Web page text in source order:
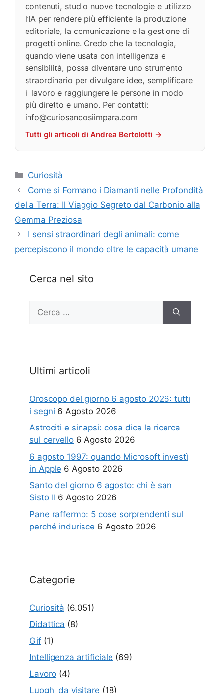
contenuti, studio nuove tecnologie e utilizzo
l’IA per rendere più efficiente la produzione
editoriale, la comunicazione e la gestione di
progetti online. Credo che la tecnologia,
quando viene usata con intelligenza e
sensibilità, possa diventare uno strumento
straordinario per divulgare idee, semplificare
il lavoro e raggiungere le persone in modo
più diretto e umano. Per contatti:
info@curiosandosiimpara.com
Tutti gli articoli di Andrea Bertolotti →
Categorie
Curiosità
Come si Formano i Diamanti nelle Profondità
della Terra: Il Viaggio Segreto dal Carbonio alla
Gemma Preziosa
I sensi straordinari degli animali: come
percepiscono il mondo oltre le capacità umane
Cerca nel sito
per:
Ultimi articoli
Oroscopo del giorno 6 agosto 2026: tutti
i segni 6 Agosto 2026
Astrociti e sinapsi: cosa dice la ricerca
sul cervello 6 Agosto 2026
6 agosto 1997: quando Microsoft investì
in Apple 6 Agosto 2026
Santo del giorno 6 agosto: chi è san
Sisto II 6 Agosto 2026
Pane raffermo: 5 cose sorprendenti sul
perché indurisce 6 Agosto 2026
Categorie
Curiosità (6.051)
Didattica (8)
Gif (1)
Intelligenza artificiale (69)
Lavoro (4)
Luoghi da visitare (18)